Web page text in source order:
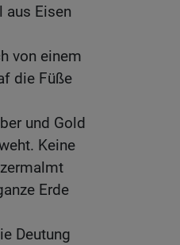
aus Eisen
von einem
die Füße
und Gold
Keine
Erde
Deutung